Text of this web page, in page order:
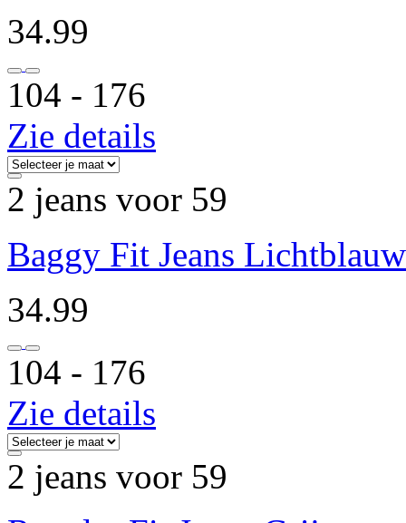
34.99
104 ‐ 176
Zie details
2 jeans voor 59
Baggy Fit Jeans Lichtblauw
34.99
104 ‐ 176
Zie details
2 jeans voor 59